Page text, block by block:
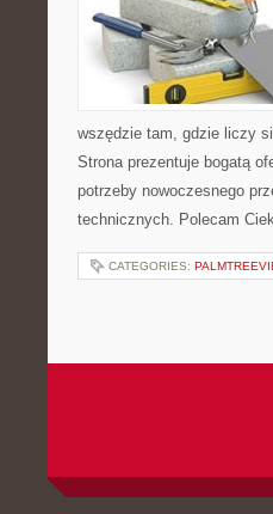
wszędzie tam, gdzie liczy
Strona prezentuje bogatą
potrzeby nowoczesnego
technicznych. Polecam
CATEGORIES: